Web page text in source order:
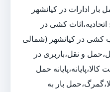
ادارات در کیانشهر
کشی در
کشی در کیانشهر (شمالی
و نقل،باربری در
حمل
بار به